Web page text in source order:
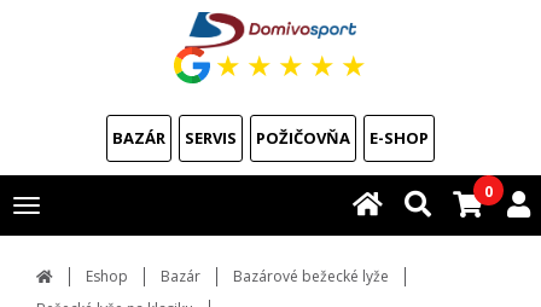
★ ★ ★ ★ ★
BAZÁR SERVIS POŽIČOVŇA E-SHOP
Toggle
navigation
0
Eshop Bazár
Bazárové bežecké lyže